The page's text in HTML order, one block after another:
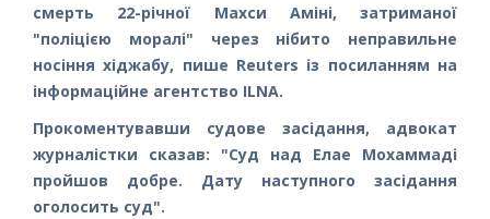
смерть 22-річної Махси Аміні, затриманої
"поліцією моралі" через нібито неправильне
носіння хіджабу, пише Reuters із посиланням на
інформаційне агентство ILNA.
Прокоментувавши судове засідання, адвокат
журналістки сказав: "Суд над Елае Мохаммаді
пройшов добре. Дату наступного засідання
оголосить суд".